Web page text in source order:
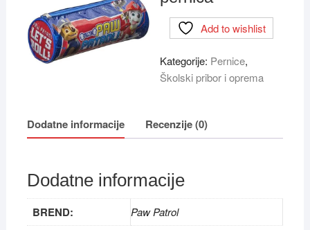
Add to wishlist
Kategorije: Pernice,
Školski pribor i oprema
Dodatne informacije Recenzije (0)
Dodatne informacije
BREND: Paw Patrol